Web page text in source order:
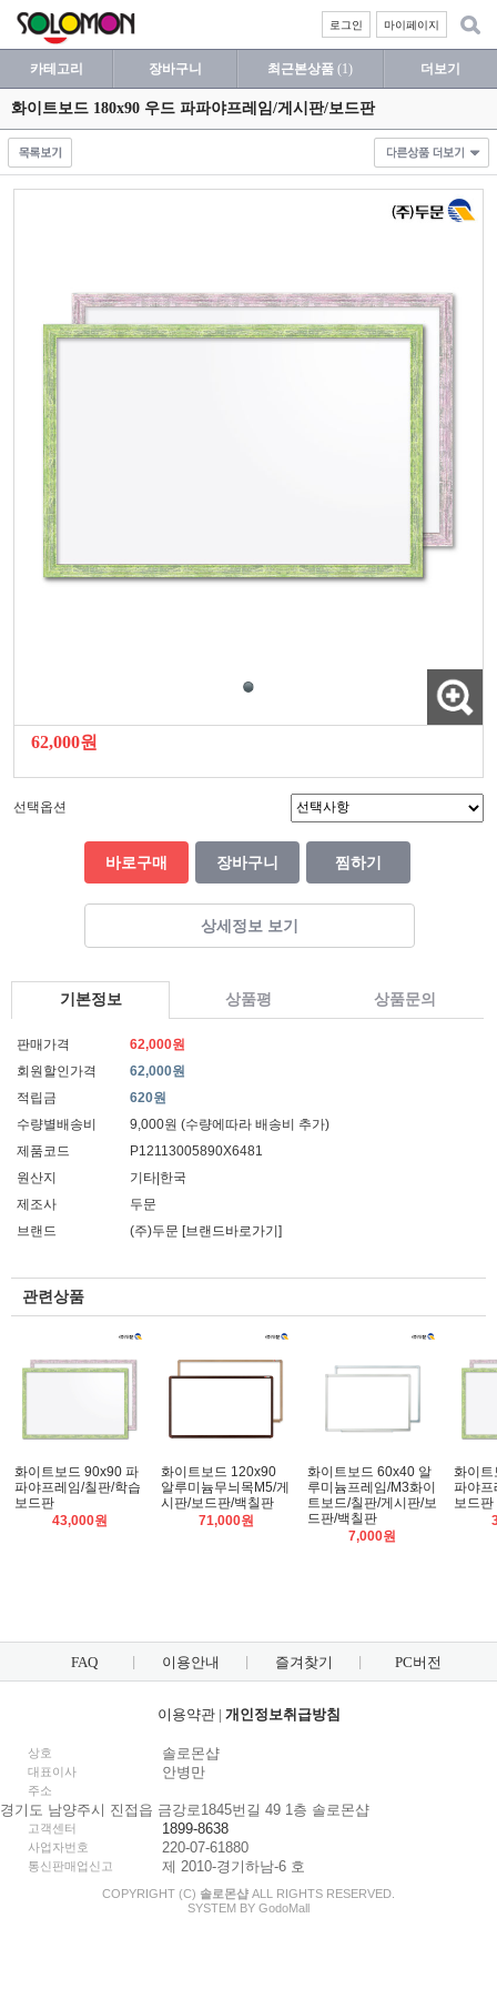
마이페이지
로그인
카테고리 장바구니 최근본상품 (1) 더보기
화이트보드 180x90 우드 파파야프레임/게시판/보드판
62,000원
선택옵션
바로구매 장바구니 찜하기
상세정보 보기
기본정보 상품평 상품문의
판매가격
62,000원
회원할인가격
62,000원
적립금
620원
수량별배송비
9,000원 (수량에따라 배송비 추가)
제품코드
P12113005890X6481
원산지
기타|한국
제조사
두문
브랜드
(주)두문 [브랜드바로가기]
관련상품
화이트보드 90x90 파
파야프레임/칠판/학습
보드판
43,000원
화이트보드 120x90
알루미늄무늬목M5/게
시판/보드판/백칠판
71,000원
화이트보드 60x40 알
루미늄프레임/M3화이
트보드/칠판/게시판/보
드판/백칠판
7,000원
화이트
파야프
보드판
FAQ 이용안내 즐겨찾기 PC버전
이용약관| 개인정보취급방침
상호 솔로몬샵
대표이사 안병만
주소
경기도 남양주시 진접읍 금강로1845번길 49 1층 솔로몬샵
고객센터 1899-8638
사업자번호 220-07-61880
통신판매업신고 제 2010-경기하남-6 호
COPYRIGHT (C) 솔로몬샵 ALL RIGHTS RESERVED.
SYSTEM BY GodoMall